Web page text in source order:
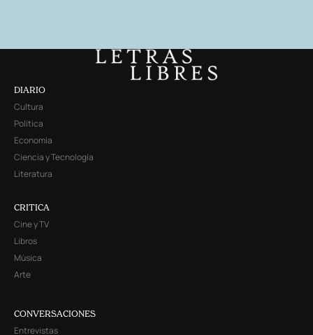
DIARIO
Cultura
Política
Economía
Ciencia y Tecnología
Literatura
CRITICA
Cine y TV
Libros
Música
Arte
CONVERSACIONES
Entrevistas